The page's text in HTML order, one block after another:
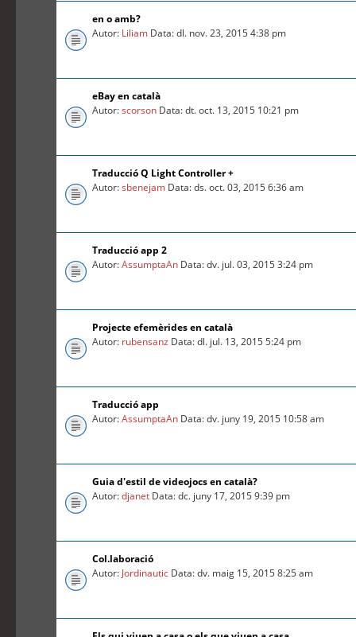
en o amb?
Autor: Liliam Data: dl. nov. 23, 2015 4:38 pm
eBay en català
Autor:scorson Data: dt. oct. 13, 2015 10:21 pm
Traducció Q Light Controller +
Autor:sbenejam Data: ds. oct. 03, 2015 6:36 am
Traducció app 2
Autor:AssumptaAn Data: dv. jul. 03, 2015 3:24 pm
Projecte efemèrides en català
Autor: rubensanz Data: dl. jul. 13, 2015 5:24 pm
Traducció app
Autor:AssumptaAn Data: dv. juny 19, 2015 10:58 am
Guia d'estil de videojocs en català?
Autor:djanet Data: dc. juny 17, 2015 9:39 pm
Col.laboració
Autor: Jordinautic Data: dv. maig 15, 2015 8:25 am